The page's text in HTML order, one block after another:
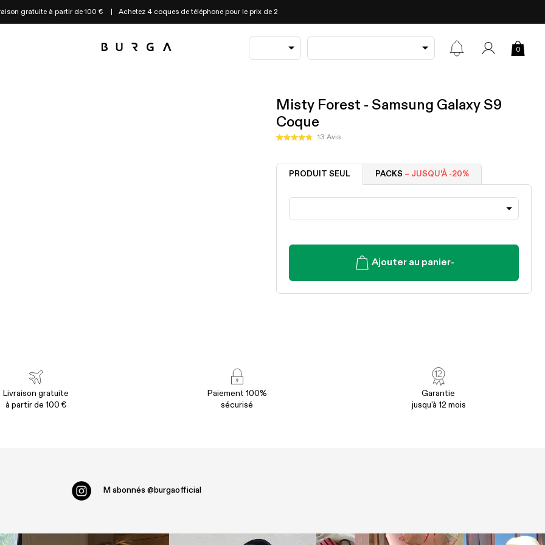
gratuite à partir de 100 € Achetez 4 coques de téléphone pour le prix de 2
0
sur
13 AvisCliquez
faire
défiler
Misty Forest - Samsung Galaxy S9
Coque
PRODUIT SEUL PACKS – JUSQU'À -20%
Ajouter au panier-
Livraison gratuite
à partir de 100 €
Paiement 100%
sécurisé
Garantie
jusqu'à 12 mois
M abonnés @burgaofficial